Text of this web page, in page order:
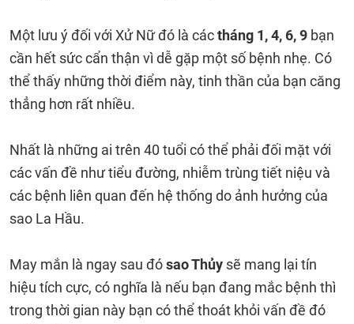
Một lưu ý đối với Xử Nữ đó là cáctháng 1, 4, 6, 9 bạn
cần hết sức cẩn thận vì dễ gặp một số bệnh nhẹ. Có
thể thấy những thời điểm này, tinh thần của bạn căng
thẳng hơn rất nhiều.
Nhất là những ai trên 40 tuổi có thể phải đối mặt với
các vấn đề như tiểu đường, nhiễm trùng tiết niệu và
các bệnh liên quan đến hệ thống do ảnh hưởng của
sao La Hầu.
May mắn là ngay sau đósao Thủy sẽ mang lại tín
hiệu tích cực, có nghĩa là nếu bạn đang mắc bệnh thì
trong thời gian này bạn có thể thoát khỏi vấn đề đó